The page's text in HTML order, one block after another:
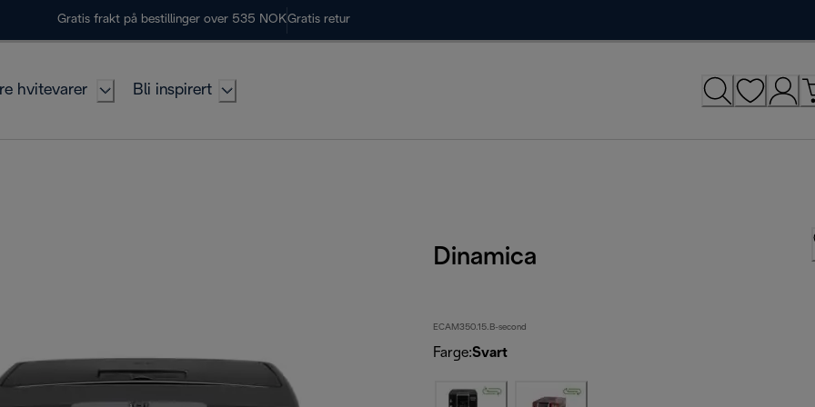
Gratis frakt på bestillinger over 535 NOKGratis retur
hvitevarer Bli inspirert
Dinamica
ECAM350.15.B-second
Farge:Svart